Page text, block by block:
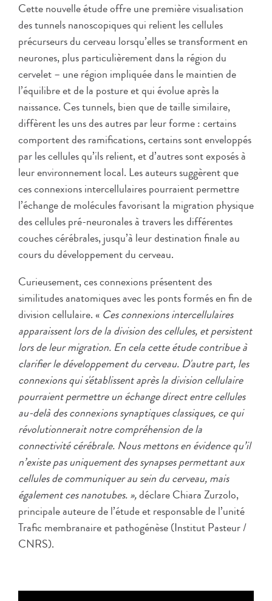
Cette nouvelle étude offre une première visualisation
des tunnels nanoscopiques qui relient les cellules
précurseurs du cerveau lorsqu’elles se transforment en
neurones, plus particulièrement dans la région du
cervelet – une région impliquée dans le maintien de
l’équilibre et de la posture et qui évolue après la
naissance. Ces tunnels, bien que de taille similaire,
diffèrent les uns des autres par leur forme : certains
comportent des ramifications, certains sont enveloppés
par les cellules qu’ils relient, et d’autres sont exposés à
leur environnement local. Les auteurs suggèrent que
ces connexions intercellulaires pourraient permettre
l’échange de molécules favorisant la migration physique
des cellules pré-neuronales à travers les différentes
couches cérébrales, jusqu’à leur destination finale au
cours du développement du cerveau.
Curieusement, ces connexions présentent des
similitudes anatomiques avec les ponts formés en fin de
division cellulaire. « Ces connexions intercellulaires
apparaissent lors de la division des cellules, et persistent
lors de leur migration. En cela cette étude contribue à
clarifier le développement du cerveau. D'autre part, les
connexions qui s'établissent après la division cellulaire
pourraient permettre un échange direct entre cellules
au-delà des connexions synaptiques classiques, ce qui
révolutionnerait notre compréhension de la
connectivité cérébrale. Nous mettons en évidence qu’il
n’existe pas uniquement des synapses permettant aux
cellules de communiquer au sein du cerveau, mais
également ces nanotubes. »,déclare Chiara Zurzolo,
principale auteure de l’étude et responsable de l’unité
Trafic membranaire et pathogénèse (Institut Pasteur /
CNRS).